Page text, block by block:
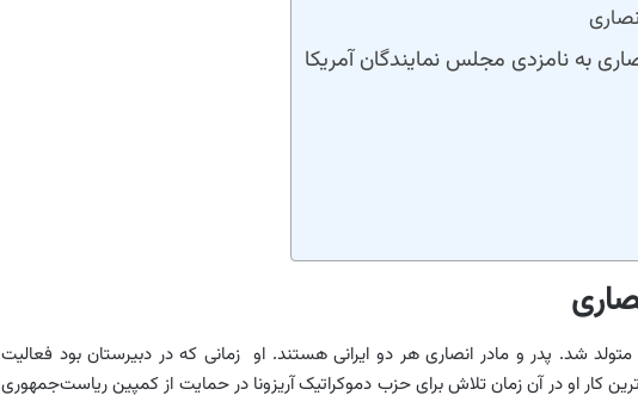
به نامزدی مجلس نمایندگان آمریکا
یاسمن انصاری در ۷ آوریل ۱۹۹۲ متولد شد. پدر و مادر انصاری هر دو ایرانی هستند. او زمانی که در دبیرستان بود فعالیت
کار او در آن زمان تلاش برای حزب دموکراتیک آریزونا در حمایت از کمپین ریاست‌جمهوری